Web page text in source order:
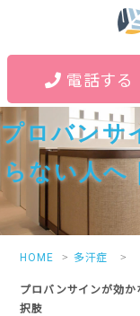
電話する
プロバンサ
らない人へ
HOME 多汗症
プロバンサインが効
択肢